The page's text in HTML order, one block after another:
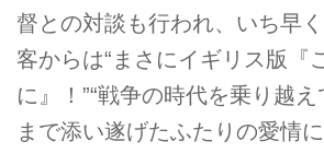
督との対談も行われ、いち早
客からは“まさにイギリス版『
に』！”“戦争の時代を乗り越
まで添い遂げたふたりの愛情